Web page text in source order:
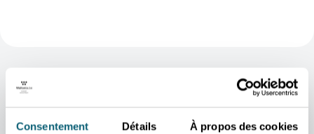
Consentement Détails À propos des cookies